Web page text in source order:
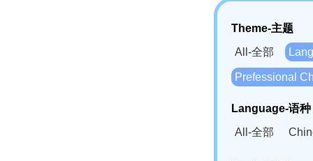
Theme-主题
All-全部
Prefessional
Language-语种
All-全部